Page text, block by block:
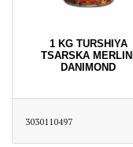
1 KG TURSHIYA
TSARSKA MERLINI
DANIMOND
3030110497